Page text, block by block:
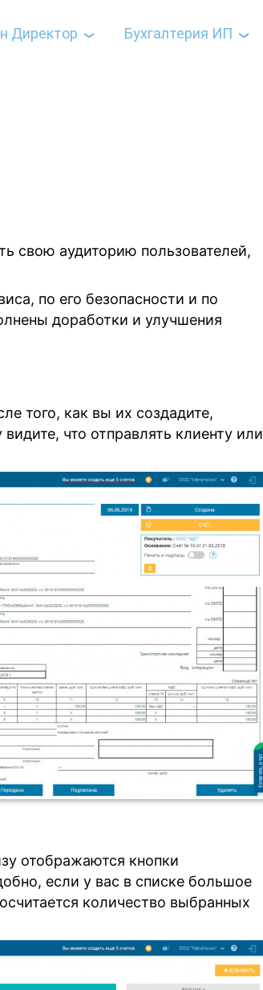
Директор Бухгалтерия ИП
свою аудиторию пользователей,
по его безопасности и по
доработки и улучшения
того, как вы их создадите,
что отправлять клиенту или
отображаются кнопки
если у вас в списке большое
количество выбранных